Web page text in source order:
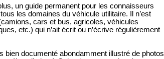
un guide permanent pour les connaisseurs
les domaines du véhicule utilitaire. Il n’est
cars et bus, agricoles, véhicules
etc.) qui n’ait écrit ou n’écrive régulièrement
bien documenté abondamment illustré de photos